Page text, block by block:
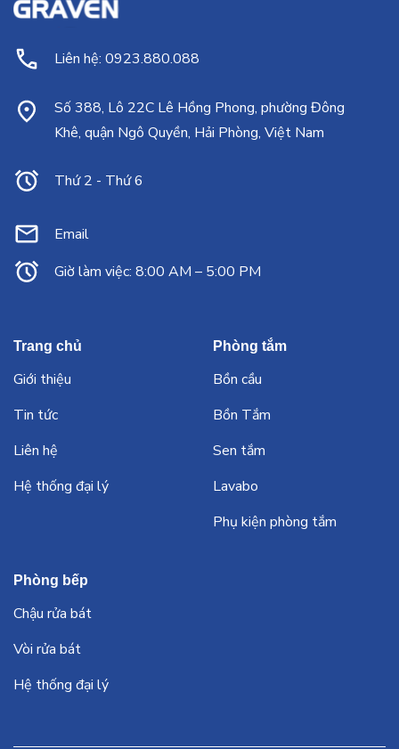
Liên hệ: 0923.880.088
Số 388, Lô 22C Lê Hồng Phong, phường Đông
Khê, quận Ngô Quyền, Hải Phòng, Việt Nam
Thứ 2 - Thứ 6
Email
Giờ làm việc: 8:00 AM – 5:00 PM
Trang chủ
Giới thiệu
Tin tức
Liên hệ
Hệ thống đại lý
Phòng tắm
Bồn cầu
Bồn Tắm
Sen tắm
Lavabo
Phụ kiện phòng tắm
Phòng bếp
Chậu rửa bát
Vòi rửa bát
Hệ thống đại lý